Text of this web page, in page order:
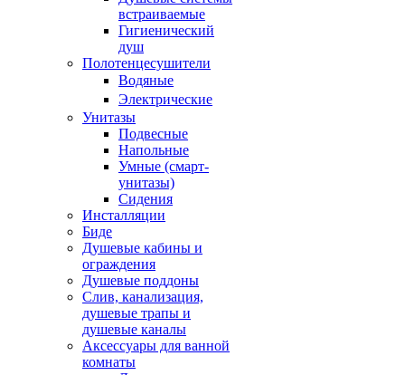
встраиваемые
Гигиенический
душ
Полотенцесушители
ㅤВодяные
ㅤЭлектрические
Унитазы
Подвесные
Напольные
Умные (смарт-
унитазы)
Сидения
Инсталляции
Биде
Душевые кабины и
ограждения
Душевые поддоны
Слив, канализация,
душевые трапы и
душевые каналы
Аксессуары для ванной
комнаты